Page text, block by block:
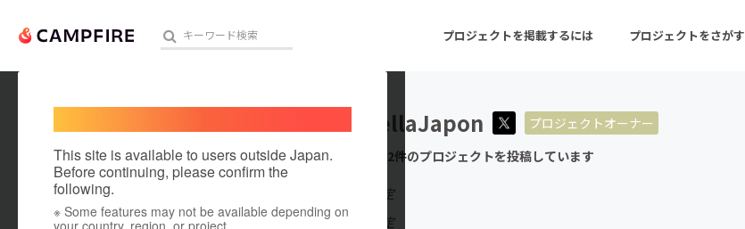
プロジェクトを掲載するには プロジェクトをさがす
人気のプロジェクト 注目のリターン 注目の新着プロジェクト
アート・写真
This site is available to users outside Japan.
Before continuing, please confirm the
following.
※ Some features may not be available depending on
your country, region, or project.
LigaPaellaJapon
プロジェクトオーナー
これまでに2件のプロジェクトを投稿しています
在住国：未設定
出身国：未設定